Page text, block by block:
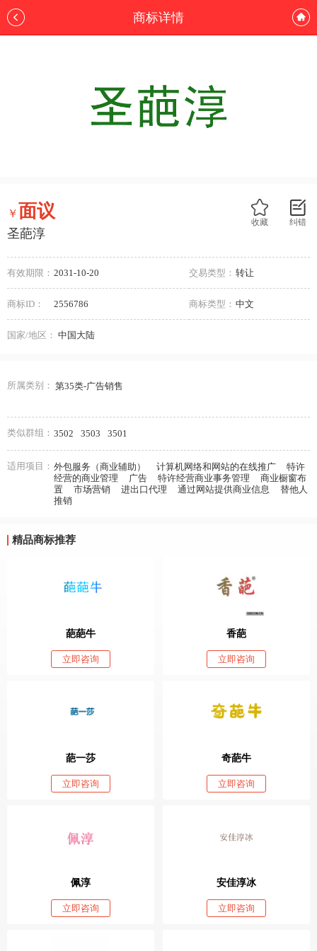
商标详情
纠错
收藏
￥面议
圣葩淳
有效期限： 2031-10-20 交易类型： 转让
商标ID： 2556786 商标类型： 中文
国家/地区： 中国大陆
所属类别： 第35类-广告销售
类似群组： 3502 3503 3501
适用项目： 外包服务（商业辅助） 计算机网络和网站的在线推广
特许
经营的商业管理
广告 特许经营商业事务管理
商业橱窗布
置
市场营销 进出口代理 通过网站提供商业信息
替他人
推销
精品商标推荐
葩葩牛
立即咨询
香葩
立即咨询
葩一莎
立即咨询
奇葩牛
立即咨询
佩淳
立即咨询
安佳淳冰
立即咨询